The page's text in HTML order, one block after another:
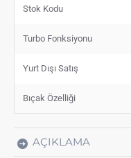
Stok Kodu
Turbo Fonksiyonu
Yurt Dışı Satış
Bıçak Özelliği
AÇIKLAMA